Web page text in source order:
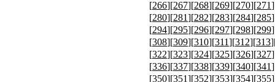
[266][267][268][269][270][271
[280][281][282][283][284][285
[294][295][296][297][298][299
[308][309][310][311][312][313
[322][323][324][325][326][327
[336][337][338][339][340][341
[350][351][352][353][354][355